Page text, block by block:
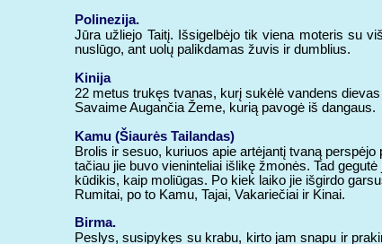
Polinezija.
Jūra užliejo Taitį. Išsigelbėjo tik viena moteris su
nuslūgo, ant uolų palikdamas žuvis ir dumblius.
Kinija
22 metus trukęs tvanas, kurį sukėlė vandens
Savaime Augančia Žeme, kurią pavogė iš dangaus.
Kamu (Šiaurės Tailandas)
Brolis ir sesuo, kuriuos apie artėjantį tvaną
tačiau jie buvo vieninteliai išlikę žmonės. Tad
kūdikis, kaip moliūgas. Po kiek laiko jie išgirdo
Rumitai, po to Kamu, Tajai, Vakariečiai ir Kinai.
Birma.
Peslys, susipykęs su krabu, kirto jam snapu ir